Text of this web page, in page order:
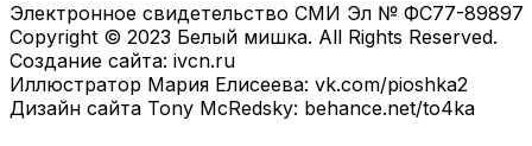
Электронное свидетельство СМИ Эл № ФС77-89897
Copyright © 2023 Белый мишка. All Rights Reserved.
Создание сайта: ivcn.ru
Иллюстратор Мария Елисеева: vk.com/pioshka2
Дизайн сайта Tony McRedsky: behance.net/to4ka